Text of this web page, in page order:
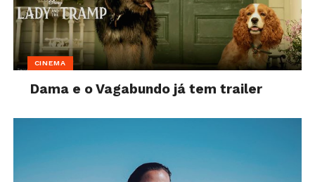
CINEMA
Dama e o Vagabundo já tem trailer